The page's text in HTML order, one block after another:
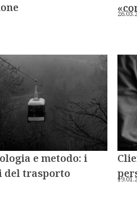
e metodo: i
del trasporto